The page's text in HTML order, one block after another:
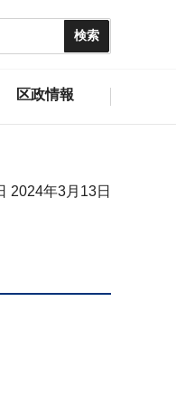
区政情報
2024年3月13日